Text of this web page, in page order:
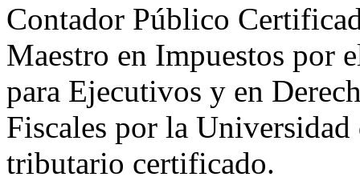
Contador Público
Maestro en Impuestos por
para Ejecutivos y en
Fiscales por la
tributario certificado.